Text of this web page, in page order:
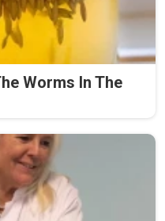
Worms In The